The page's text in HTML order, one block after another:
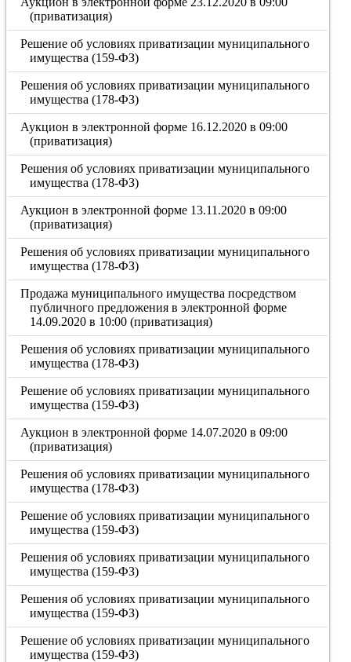
(приватизация)
Решение об условиях приватизации муниципального
имущества (159-ФЗ)
Решения об условиях приватизации муниципального
имущества (178-ФЗ)
Аукцион в электронной форме 16.12.2020 в 09:00
(приватизация)
Решения об условиях приватизации муниципального
имущества (178-ФЗ)
Аукцион в электронной форме 13.11.2020 в 09:00
(приватизация)
Решения об условиях приватизации муниципального
имущества (178-ФЗ)
Продажа муниципального имущества посредством
публичного предложения в электронной форме
14.09.2020 в 10:00 (приватизация)
Решения об условиях приватизации муниципального
имущества (178-ФЗ)
Решение об условиях приватизации муниципального
имущества (159-ФЗ)
Аукцион в электронной форме 14.07.2020 в 09:00
(приватизация)
Решения об условиях приватизации муниципального
имущества (178-ФЗ)
Решение об условиях приватизации муниципального
имущества (159-ФЗ)
Решения об условиях приватизации муниципального
имущества (159-ФЗ)
Решения об условиях приватизации муниципального
имущества (159-ФЗ)
Решение об условиях приватизации муниципального
имущества (159-ФЗ)